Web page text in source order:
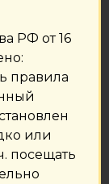
РФ от 16
правила
или
посещать